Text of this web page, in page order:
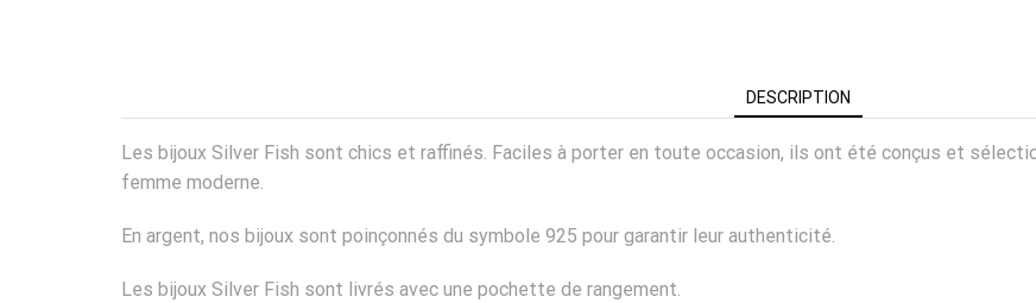
DESCRIPTION
Les bijoux Silver Fish sont chics et raffinés. Faciles à porter en toute occasion, ils ont été conçus et
femme moderne.
En argent, nos bijoux sont poinçonnés du symbole 925 pour garantir leur authenticité.
Les bijoux Silver Fish sont livrés avec une pochette de rangement.